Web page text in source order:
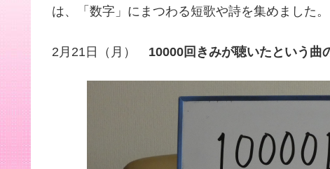
は、「数字」にまつわる短歌や詩を集めました。
2月21日（月） 10000回きみが聴いたという